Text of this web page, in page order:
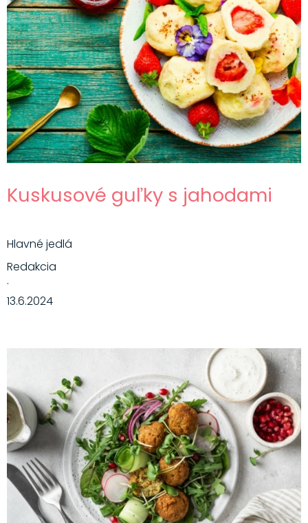
Kuskusové guľky s jahodami
Hlavné jedlá
Redakcia
·
13.6.2024